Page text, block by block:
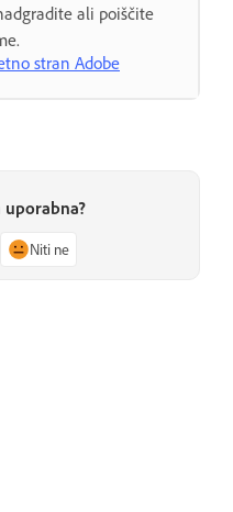
ali poiščite
stran Adobe
Niti ne